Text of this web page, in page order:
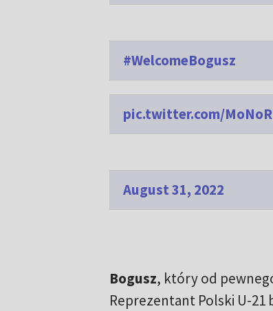
#WelcomeBogusz
pic.twitter.com/
August 31, 2022
Bogusz, który od
Reprezentant Polski U-21